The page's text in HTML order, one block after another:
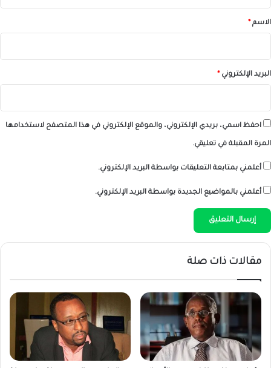
*الاسم *
البريد الإلكتروني *
احفظ اسمي، بريدي الإلكتروني، والموقع الإلكتروني في هذا المتصفح لاستخدامها
المرة المقبلة في تعليقي.
أعلمني بمتابعة التعليقات بواسطة البريد الإلكتروني.
أعلمني بالمواضيع الجديدة بواسطة البريد الإلكتروني.
مقالات ذات صلة